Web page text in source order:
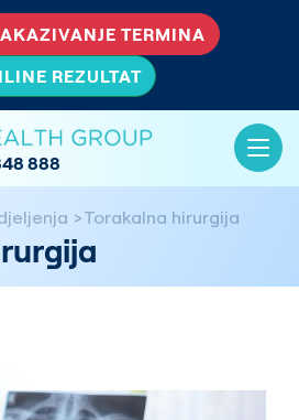
TERMINA
REZULTAT
888
Torakalna hirurgija